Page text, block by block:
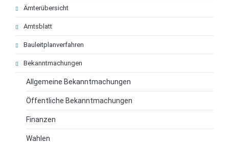
Ämterübersicht
Amtsblatt
Bauleitplanverfahren
Bekanntmachungen
Allgemeine Bekanntmachungen
Öffentliche Bekanntmachungen
Finanzen
Wahlen